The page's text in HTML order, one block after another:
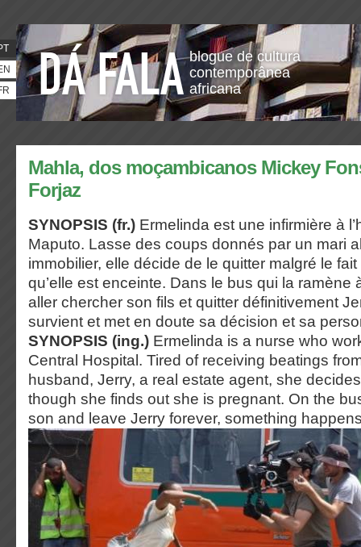
blogue de cultura
contemporânea
africana
Mahla, dos moçambicanos Mickey
Forjaz
SYNOPSIS (fr.) Ermelinda est une infirmière à
Maputo. Lasse des coups donnés par un mari
immobilier, elle décide de le quitter malgré le fait
qu’elle est enceinte. Dans le bus qui la ramène
aller chercher son fils et quitter définitivement
survient et met en doute sa décision et sa
SYNOPSIS (ing.) Ermelinda is a nurse who
Central Hospital. Tired of receiving beatings
husband, Jerry, a real estate agent, she
though she finds out she is pregnant. On the
son and leave Jerry forever, something